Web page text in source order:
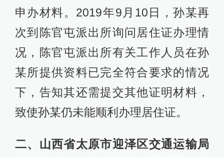
申办材料。2019年9月10日，孙某再
次到陈官屯派出所询问居住证办理情
况，陈官屯派出所有关工作人员在孙
某所提供资料已完全符合要求的情况
下，告知其还需提交其他证明材料，
致使孙某仍未能顺利办理居住证。
二、山西省太原市迎泽区交通运输局